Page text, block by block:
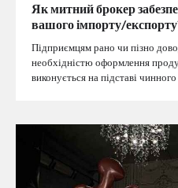
Як митний брокер
вашого імпорту/
Підприємцям рано чи пізно
необхідністю оформлення
виконується на підставі